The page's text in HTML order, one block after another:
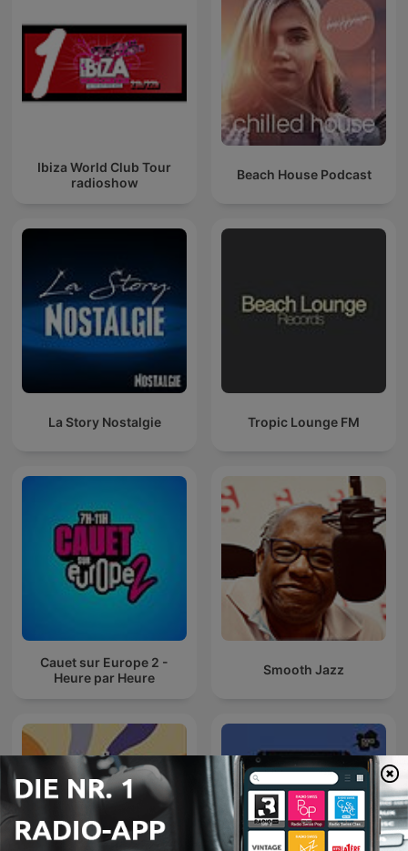
Ibiza World Club Tour
radioshow
Beach House Podcast
La Story Nostalgie Tropic Lounge FM
Cauet sur Europe 2 -
Heure par Heure
Smooth Jazz